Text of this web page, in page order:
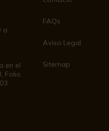
a
en el
Folio
FAQs
Aviso Legal
Sitemap